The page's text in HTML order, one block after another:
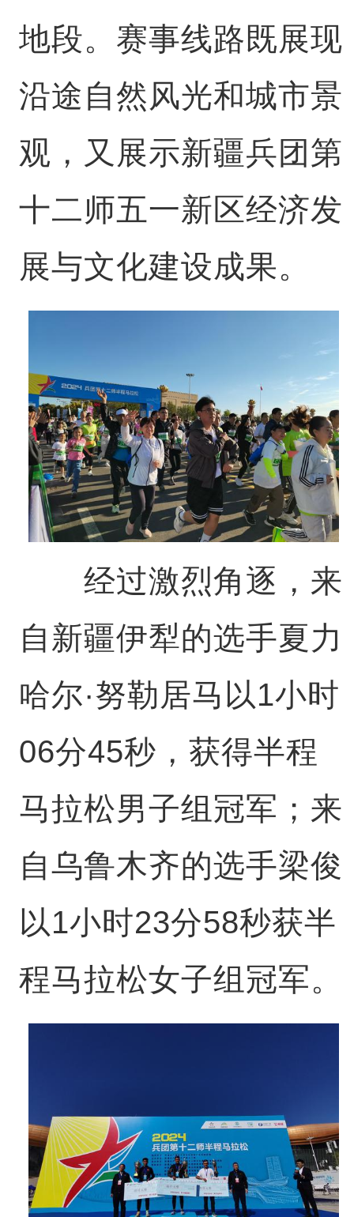
地段。赛事线路既展现
沿途自然风光和城市景
观，又展示新疆兵团第
十二师五一新区经济发
展与文化建设成果。
经过激烈角逐，来
自新疆伊犁的选手夏力
哈尔·努勒居马以1小时
06分45秒，获得半程
马拉松男子组冠军；来
自乌鲁木齐的选手梁俊
以1小时23分58秒获半
程马拉松女子组冠军。